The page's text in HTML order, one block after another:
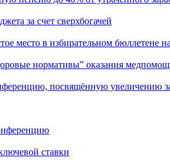
за счет сверхбогачей
в избирательном бюллетене
нормативы” оказания
посвящённую увеличению
ставки